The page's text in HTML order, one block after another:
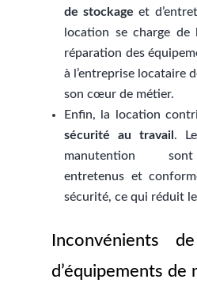
de stockage et
location se charge de
réparation des
à l’entreprise locataire
son cœur de métier.
Enfin, la location
sécurité au travail .
manutention
entretenus et
sécurité, ce qui réduit
Inconvénients
d’équipements de